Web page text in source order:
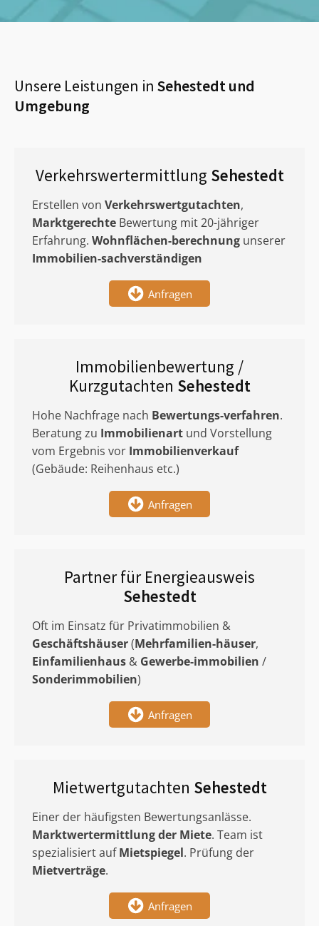
Unsere Leistungen in Sehestedtund
Umgebung
Verkehrswertermittlung Sehestedt
Erstellen von Verkehrswertgutachten,
Marktgerechte Bewertung mit 20-jähriger
Erfahrung. Wohnflächen-berechnung unserer
Immobilien-sachverständigen
Anfragen
Immobilienbewertung /
Kurzgutachten Sehestedt
Hohe Nachfrage nach Bewertungs-verfahren.
Beratung zu Immobilienart und Vorstellung
vom Ergebnis vor Immobilienverkauf
(Gebäude: Reihenhaus etc.)
Anfragen
Partner für Energieausweis
Sehestedt
Oft im Einsatz für Privatimmobilien &
Geschäftshäuser(Mehrfamilien-häuser,
Einfamilienhaus & Gewerbe-immobilien /
Sonderimmobilien)
Anfragen
Mietwertgutachten Sehestedt
Einer der häufigsten Bewertungsanlässe.
Marktwertermittlungder Miete. Team ist
spezialisiert aufMietspiegel. Prüfung der
Mietverträge.
Anfragen